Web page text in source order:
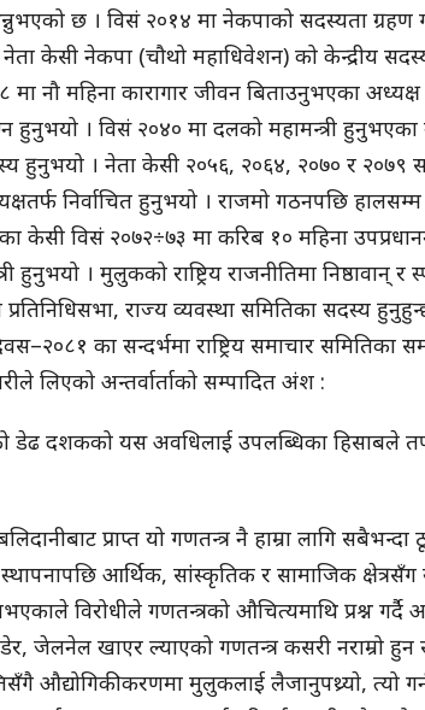
छ । विसं २०१४ मा नेकपाको सदस्यता ग्रहण
नेता केसी नेकपा (चौथो महाधिवेशन) को केन्द्रीय
मा नौ महिना कारागार जीवन बिताउनुभएका
। विसं २०४० मा दलको महामन्त्री हुनुभएका
हुनुभयो । नेता केसी २०५६, २०६४, २०७० र २०७९
निर्वाचित हुनुभयो । राजमो गठनपछि हालसम्म
केसी विसं २०७२÷७३ मा करिब १० महिना
हुनुभयो । मुलुकको राष्ट्रिय राजनीतिमा निष्ठावान् र
राज्य व्यवस्था समितिका सदस्य
का सन्दर्भमा राष्ट्रिय समाचार समितिका
लिएको अन्तर्वार्ताको सम्पादित अंश :
डेढ दशकको यस अवधिलाई उपलब्धिका हिसाबले
प्राप्त यो गणतन्त्र नै हाम्रा लागि
स्थापनापछि आर्थिक, सांंस्कृतिक र सामाजिक
विरोधीले गणतन्त्रको औचित्यमाथि प्रश्न गर्दै
जेलनेल खाएर ल्याएको गणतन्त्र कसरी नराम्रो
औद्योगिकीकरणमा मुलुकलाई लैजानुपथ्र्याे, त्यो